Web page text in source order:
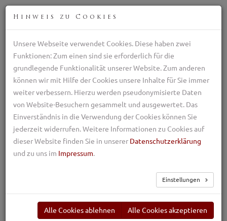
Professioneller Züchter der Maremmen Abruzzen
+39 329 782 5970
ilpastoretransumante@gmail.com
Nachträgliche
Assistenz
In den meisten Fällen kommen Professionalität und
Zuverlässigkeit des Züchters erst nach dem Kaufabschluss zum
Hinweis zu Cookies
Unsere Webseite verwendet Cookies. Diese haben zwei
Funktionen: Zum einen sind sie erforderlich für die
grundlegende Funktionalität unserer Website. Zum anderen
können wir mit Hilfe der Cookies unsere Inhalte für Sie immer
weiter verbessern. Hierzu werden pseudonymisierte Daten
von Website-Besuchern gesammelt und ausgewertet. Das
Einverständnis in die Verwendung der Cookies können Sie
jederzeit widerrufen. Weitere Informationen zu Cookies auf
dieser Website finden Sie in unserer Datenschutzerklärung
und zu uns im Impressum.
Einstellungen
Alle Cookies ablehnen Alle Cookies akzeptieren